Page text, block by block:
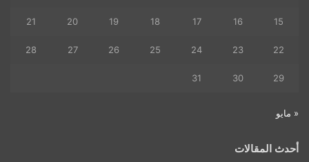
15
16
17
18
19
20
21
22
23
24
25
26
27
28
29
30
31
« مايو
أحدث المقالات